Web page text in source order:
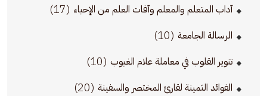
آداب المتعلم والمعلم وآفات العلم من الإحياء (17)
الرسالة الجامعة (10)
تنوير القلوب في معاملة علام الغيوب (10)
الفوائد الثمينة لقارئ المختصر والسفينة (20)